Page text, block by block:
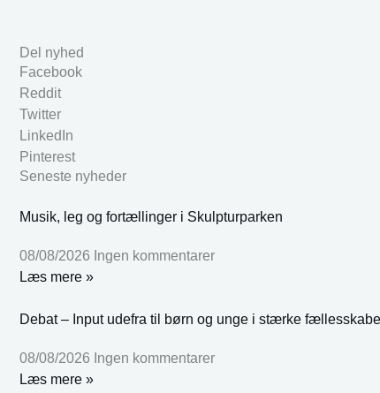
Del nyhed
Facebook
Reddit
Twitter
LinkedIn
Pinterest
Seneste nyheder
Musik, leg og fortællinger i Skulpturparken
08/08/2026 Ingen kommentarer
Læs mere »
Debat – Input udefra til børn og unge i stærke
08/08/2026 Ingen kommentarer
Læs mere »